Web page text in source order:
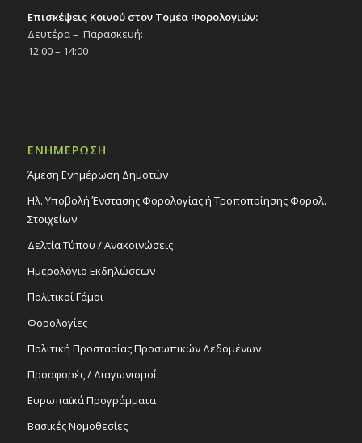
Επισκέψεις Κοινού στον Τομέα Φορολογιών:
Δευτέρα – Παρασκευή:
12:00 – 14:00
ΕΝΗΜΕΡΩΣΗ
Άμεση Ενημέρωση Δημοτών
Ηλ. Υποβολή Ένστασης Φορολογίας ή Τροποποίησης Φορολ.
Στοιχείων
Δελτία Τύπου / Ανακοινώσεις
Ημερολόγιο Εκδηλώσεων
Πολιτικοί Γάμοι
Φορολογίες
Πολιτική Προστασίας Προσωπικών Δεδομένων
Προσφορές / Διαγωνισμοί
Ευρωπαϊκά Προγράμματα
Βασικές Νομοθεσίες